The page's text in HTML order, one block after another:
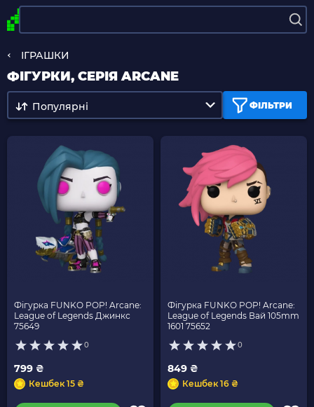
ІГРАШКИ
ФІГУРКИ, СЕРІЯ ARCANE
ФІЛЬТРИ
Популярні
Фігурка FUNKO POP! Arcane:
League of Legends Джинкс
75649
0
799 ₴
Кешбек 15 ₴
Фігурка FUNKO POP! Arcane:
League of Legends Вай 105mm
1601 75652
0
849 ₴
Кешбек 16 ₴